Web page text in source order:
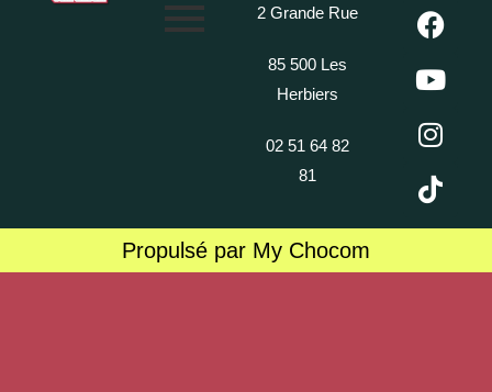
2 Grande Rue
85 500 Les
Herbiers
02 51 64 82
81
Propulsé par My Chocom